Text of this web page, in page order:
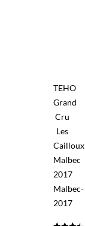
TEHO
Grand
Cru
Les
Cailloux
Malbec
2017
Malbec-
2017